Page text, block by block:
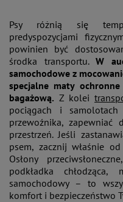
Psy różnią się
predyspozycjami
powinien być
środka transportu.W
samochodowe z
specjalne maty
bagażową. Z kolei
pociągach i
przewoźnika, zapewniać
przestrzeń. Jeśli
psem, zacznij właśnie
Osłony
podkładka
samochodowy – to
komfort i bezpieczeństwo